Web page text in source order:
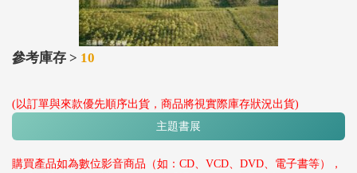
參考庫存 > 10
(以訂單與來款優先順序出貨，商品將視實際庫存狀況出貨)
主題書展
購買產品如為數位影音商品（如：CD、VCD、DVD、電子書等），